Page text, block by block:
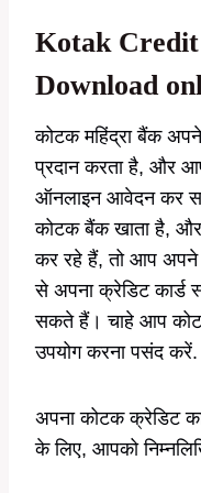
Kotak
Download
कोटक महिंद्रा बैंक अपने
प्रदान करता है, और
ऑनलाइन आवेदन कर
कोटक बैंक खाता है,
कर रहे हैं, तो आप अपने
से अपना क्रेडिट कार्ड
सकते हैं। चाहे आप
उपयोग करना पसंद करें.
अपना कोटक क्रेडिट
के लिए, आपको